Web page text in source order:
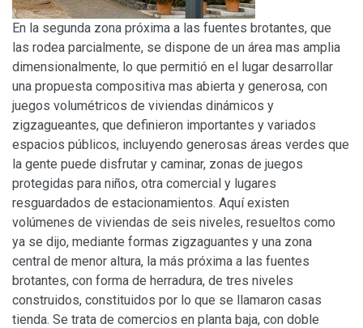
En la segunda zona próxima a las fuentes brotantes, que
las rodea parcialmente, se dispone de un área mas amplia
dimensionalmente, lo que permitió en el lugar desarrollar
una propuesta compositiva mas abierta y generosa, con
juegos volumétricos de viviendas dinámicos y
zigzagueantes, que definieron importantes y variados
espacios públicos, incluyendo generosas áreas verdes que
la gente puede disfrutar y caminar, zonas de juegos
protegidas para niños, otra comercial y lugares
resguardados de estacionamientos. Aquí existen
volúmenes de viviendas de seis niveles, resueltos como
ya se dijo, mediante formas zigzaguantes y una zona
central de menor altura, la más próxima a las fuentes
brotantes, con forma de herradura, de tres niveles
construidos, constituidos por lo que se llamaron casas
tienda. Se trata de comercios en planta baja, con doble